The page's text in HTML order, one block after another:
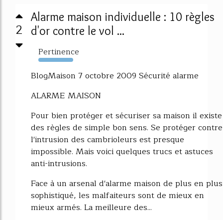
2
Alarme maison individuelle : 10 règles
d'or contre le vol ...
Pertinence
4554%
BlogMaison 7 octobre 2009 Sécurité alarme
ALARME MAISON
Pour bien protéger et sécuriser sa maison il existe
des règles de simple bon sens. Se protéger contre
l'intrusion des cambrioleurs est presque
impossible. Mais voici quelques trucs et astuces
anti-intrusions.
Face à un arsenal d'alarme maison de plus en plus
sophistiqué, les malfaiteurs sont de mieux en
mieux armés. La meilleure des...